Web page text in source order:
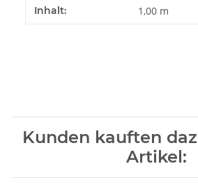
Produkteigenschaft
Wert
Inhalt: 1,00 m
Kunden kauften
Artikel: